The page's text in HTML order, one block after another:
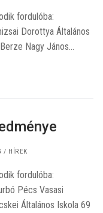
fordulóba:
Dorottya Általános
Nagy János…
/ HÍREK
fordulóba:
Pécs Vasasi
Általános Iskola 69